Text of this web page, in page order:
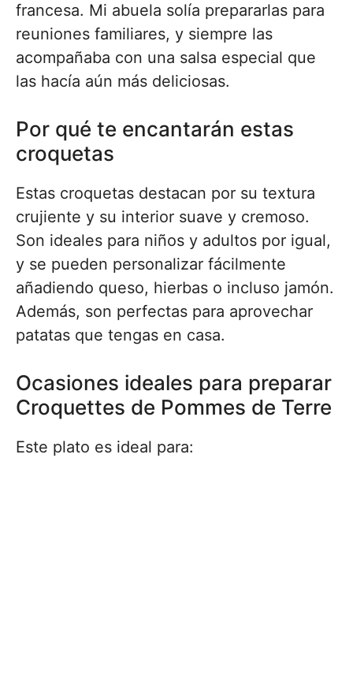
francesa. Mi abuela solía prepararlas para
reuniones familiares, y siempre las
acompañaba con una salsa especial que
las hacía aún más deliciosas.
Por qué te encantarán estas
croquetas
Estas croquetas destacan por su textura
crujiente y su interior suave y cremoso.
Son ideales para niños y adultos por igual,
y se pueden personalizar fácilmente
añadiendo queso, hierbas o incluso jamón.
Además, son perfectas para aprovechar
patatas que tengas en casa.
Ocasiones ideales para preparar
Croquettes de Pommes de Terre
Este plato es ideal para: